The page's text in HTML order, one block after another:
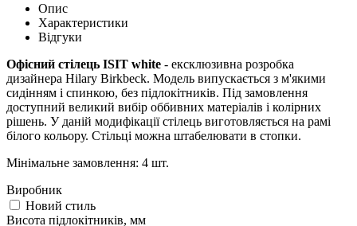
Опис
Характеристики
Відгуки
Офісний стілець ISIT white - ексклюзивна розробка
дизайнера Hilary Birkbeck. Модель випускається з м'якими
сидінням і спинкою, без підлокітників. Під замовлення
доступний великий вибір оббивних матеріалів і колірних
рішень. У даній модифікації стілець виготовляється на рамі
білого кольору. Стільці можна штабелювати в стопки.
Мінімальне замовлення: 4 шт.
Виробник
Новий стиль
Висота підлокітників, мм